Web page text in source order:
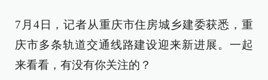
7月4日，记者从重庆市住房城乡建委获悉，重
庆市多条轨道交通线路建设迎来新进展。一起
来看看，有没有你关注的？